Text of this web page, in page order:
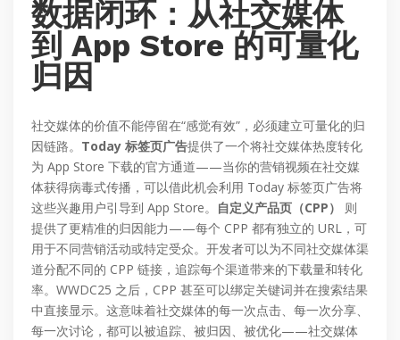
数据闭环：从社交媒体
到 App Store 的可量化
归因
社交媒体的价值不能停留在“感觉有效”，必须建立可量化的归
因链路。 Today 标签页广告提供了一个将社交媒体热度转化
为 App Store 下载的官方通道——当你的营销视频在社交媒
体获得病毒式传播，可以借此机会利用 Today 标签页广告将
这些兴趣用户引导到 App Store。 自定义产品页（CPP）
则
提供了更精准的归因能力——每个 CPP 都有独立的 URL，可
用于不同营销活动或特定受众。开发者可以为不同社交媒体渠
道分配不同的 CPP 链接，追踪每个渠道带来的下载量和转化
率。WWDC25 之后，CPP 甚至可以绑定关键词并在搜索结果
中直接显示。这意味着社交媒体的每一次点击、每一次分享、
每一次讨论，都可以被追踪、被归因、被优化——社交媒体